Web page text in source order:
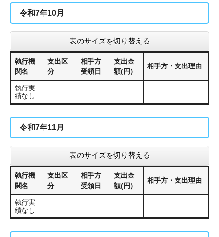
令和7年10月
表のサイズを切り替える
執行機
関名
支出区
分
相手方
受領日
支出金
額(円）
相手方・支出理由
執行実
績なし
令和7年11月
表のサイズを切り替える
執行機
関名
支出区
分
相手方
受領日
支出金
額(円）
相手方・支出理由
執行実
績なし